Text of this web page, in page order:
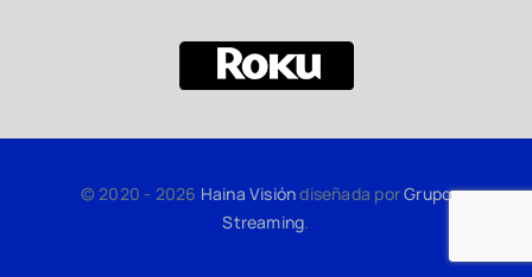
© 2020 - 2026 Haina Visióndiseñada porGrupo
Streaming.